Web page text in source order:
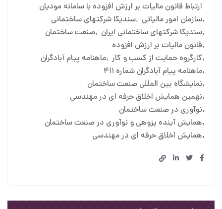
ارتباط قانون مالیات بر ارزش افزوده با سامانه مودیان
سازمان امور مالیاتی سندیکا شرکتهای ساختمانی
سندیکا شرکتهای ساختمانی ایران صنعت ساختمان
قانون مالیات بر ارزش افزوده
کارگروه حمایت از کسب و کار ماهنامه پیام آبادگران
ماهنامه پیام آبادگران شماره ۴۱۱
نمایشگاه بین المللی صنعت ساختمان
نهمین همایش اخلاق حرفه ای در مهندسی
نوآوری در صنعت ساختمان
همایش آینده پزوهی و نوآوری در صنعت ساختمان
همایش اخلاق حرفه ای در مهندسی